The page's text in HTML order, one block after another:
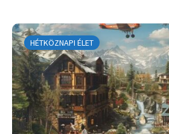
HÉTKÖZNAPI ÉLET